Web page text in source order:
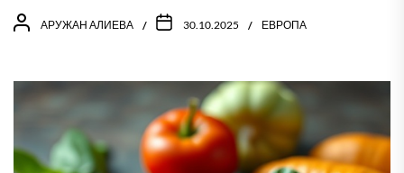
АРУЖАН АЛИЕВА 30.10.2025 ЕВРОПА